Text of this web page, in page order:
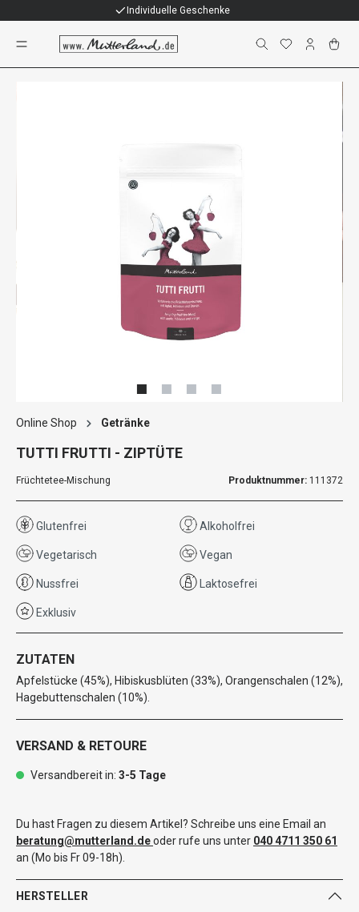
Individuelle Geschenke
Online Shop Getränke
TUTTI FRUTTI - ZIPTÜTE
Früchtetee-Mischung Produktnummer: 111372
Glutenfrei Alkoholfrei
Vegetarisch Vegan
Nussfrei Laktosefrei
Exklusiv
ZUTATEN
Apfelstücke (45%), Hibiskusblüten (33%), Orangenschalen (12%),
Hagebuttenschalen (10%).
VERSAND & RETOURE
Versandbereit in: 3-5 Tage
Du hast Fragen zu diesem Artikel? Schreibe uns eine Email an
beratung@mutterland.deoder rufe uns unter 040 4711 350 61
an (Mo bis Fr 09-18h).
HERSTELLER